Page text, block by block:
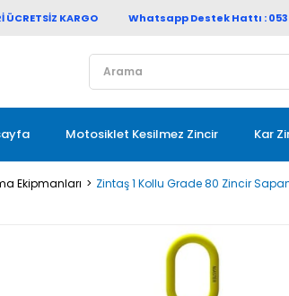
ÜCRETSİZ KARGO Whatsapp Destek Hattı :
Motosiklet Kesilmez Zincir Kar
Ekipmanları Zintaş 1 Kollu Grade 80 Zincir